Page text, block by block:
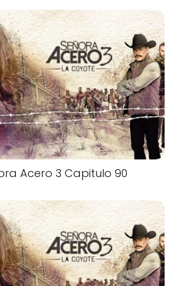
Acero 3 Capitulo 90